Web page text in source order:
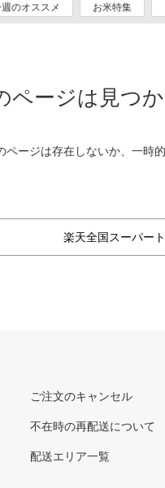
のオススメ お米特集
ページは見つ
ページは存在しないか、一時
楽天全国スーパー
ご注文のキャンセル
不在時の再配送について
配送エリア一覧